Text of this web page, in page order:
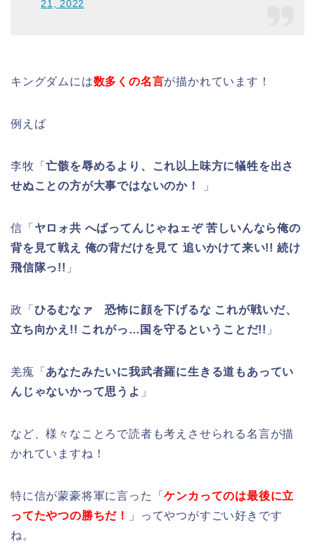
21, 2022
キングダムには数多くの名言が描かれています！
例えば
李牧「亡骸を辱めるより、これ以上味方に犠牲を出さ
せぬことの方が大事ではないのか！
」
信「 ヤロォ共 へばってんじゃねェぞ 苦しいんなら俺の
背を見て戦え 俺の背だけを見て 追いかけて来い!! 続け
飛信隊っ!! 」
政「 ひるむなァ 恐怖に顔を下げるな これが戦いだ、
立ち向かえ!! これがっ…国を守るということだ!! 」
羌瘣「 あなたみたいに我武者羅に生きる道もあってい
んじゃないかって思うよ 」
など、様々なことろで読者も考えさせられる名言が描
かれていますね！
特に信が蒙豪将軍に言った「ケンカってのは最後に立
ってたやつの勝ちだ！
」ってやつがすごい好きです
ね。